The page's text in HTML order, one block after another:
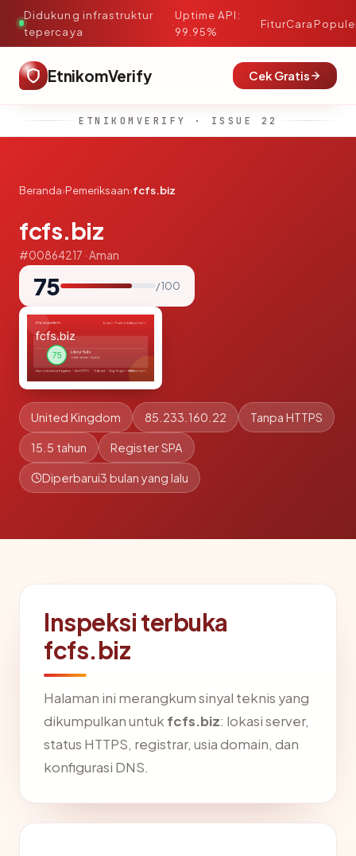
Didukung infrastruktur
tepercaya
·
Uptime API:
99.95%
FiturCara
EtnikomVerify Cek Gratis
ETNIKOMVERIFY · ISSUE 22
Beranda›Pemeriksaan›fcfs.biz
fcfs.biz
#00864217 · Aman
75 / 100
United Kingdom 85.233.160.22 Tanpa HTTPS
15.5 tahun Register SPA
Diperbarui3 bulan yang lalu
Inspeksi terbuka
fcfs.biz
Halaman ini merangkum sinyal teknis yang
dikumpulkan untuk fcfs.biz: lokasi server,
status HTTPS, registrar, usia domain, dan
konfigurasi DNS.